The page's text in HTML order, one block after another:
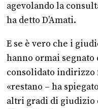
agevolando la
ha detto D’Amati.
E se è vero che i
hanno ormai
consolidato
«restano – ha spiegato
altri gradi di giudizio